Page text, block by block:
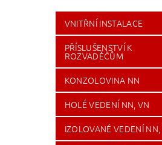
VNITŘNÍ INSTALACE
PŘÍSLUŠENSTVÍ K
ROZVADĚČŮM
KONZOLOVINA NN
HOLÉ VEDENÍ NN, VN
IZOLOVANÉ VEDENÍ